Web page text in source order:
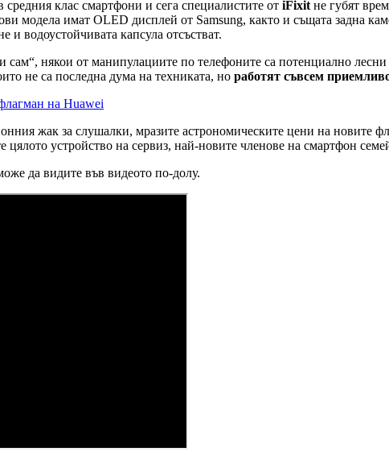
средния клас смартфони и сега специалистите от iFixit не губят
модела имат OLED дисплей от Samsung, както и същата задна
водоустойчивата капсула отсъстват.
някои от манипулациите по телефоните са потенциално
не са последна дума на техниката, но работят съвсем
на Huawei
жак за слушалки, мразите астрономическите цени на новите
цялото устройство на сервиз, най-новите членове на смартфон
да видите във видеото по-долу.